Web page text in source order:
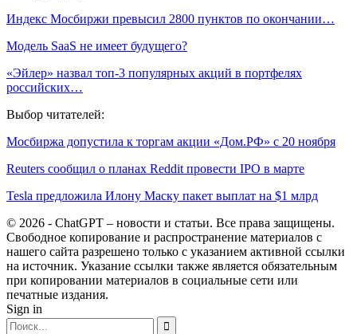
Индекс Мосбиржи превысил 2800 пунктов по окончании…
Модель SaaS не имеет будущего?
«Эйлер» назвал топ-3 популярных акций в портфелях
российских…
Выбор читателей:
Мосбиржа допустила к торгам акции «Дом.РФ» с 20 ноября
Reuters сообщил о планах Reddit провести IPO в марте
Tesla предложила Илону Маску пакет выплат на $1 млрд
© 2026 - ChatGPT – новости и статьи. Все права защищены.
Свободное копирование и распространение материалов с
нашего сайта разрешено только с указанием активной ссылки
на источник. Указание ссылки также является обязательным
при копировании материалов в социальные сети или
печатные издания.
Sign in